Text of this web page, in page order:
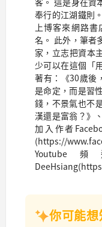
奉行的江湖鐵則
上博客來網路
名。 此外，筆者
家，立志把資本
少可以在這個「
著有：《30歲後
是命定，而是習
錢，不景氣也不
漢還是富翁？》
加入作者
(https://
Youtube
你可能